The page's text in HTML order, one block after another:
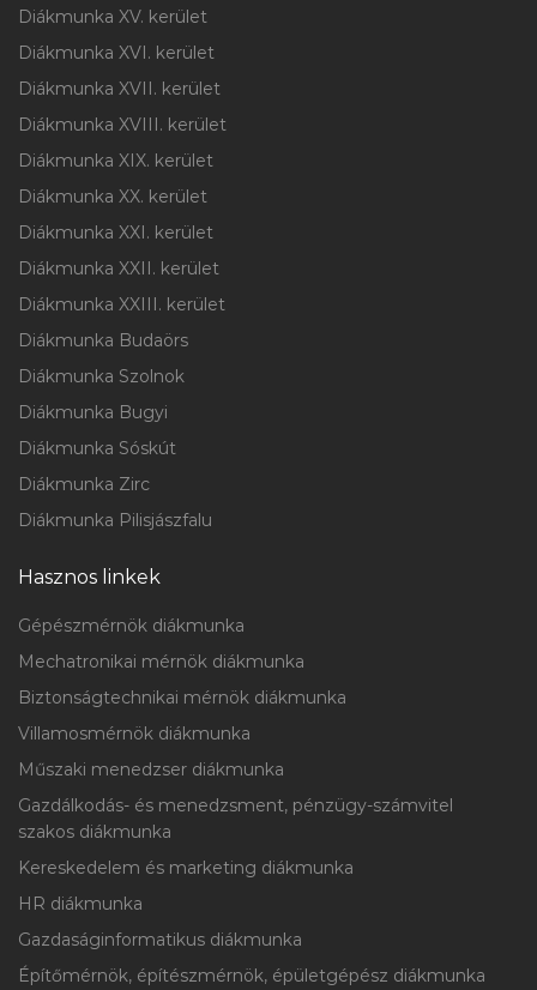
Diákmunka XV. kerület
Diákmunka XVI. kerület
Diákmunka XVII. kerület
Diákmunka XVIII. kerület
Diákmunka XIX. kerület
Diákmunka XX. kerület
Diákmunka XXI. kerület
Diákmunka XXII. kerület
Diákmunka XXIII. kerület
Diákmunka Budaörs
Diákmunka Szolnok
Diákmunka Bugyi
Diákmunka Sóskút
Diákmunka Zirc
Diákmunka Pilisjászfalu
Hasznos linkek
Gépészmérnök diákmunka
Mechatronikai mérnök diákmunka
Biztonságtechnikai mérnök diákmunka
Villamosmérnök diákmunka
Műszaki menedzser diákmunka
Gazdálkodás- és menedzsment, pénzügy-számvitel
szakos diákmunka
Kereskedelem és marketing diákmunka
HR diákmunka
Gazdaságinformatikus diákmunka
Építőmérnök, építészmérnök, épületgépész diákmunka